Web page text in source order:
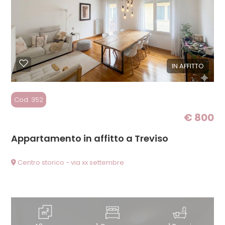
IN AFFITTO
Cod. 352
€ 800
Appartamento in affitto a Treviso
Centro storico - via xx settembre
Provincia
Comune
Tipologia
multiscelta
Residenziali